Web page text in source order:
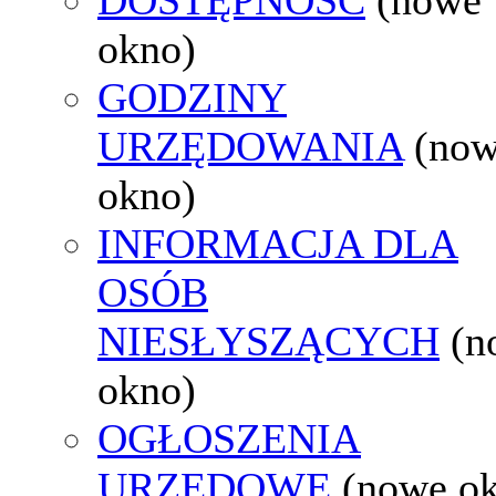
okno)
GODZINY
URZĘDOWANIA
okno)
INFORMACJA DLA
OSÓB
NIESŁYSZĄCYCH
okno)
OGŁOSZENIA